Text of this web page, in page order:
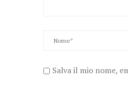
Salva il mio nome,